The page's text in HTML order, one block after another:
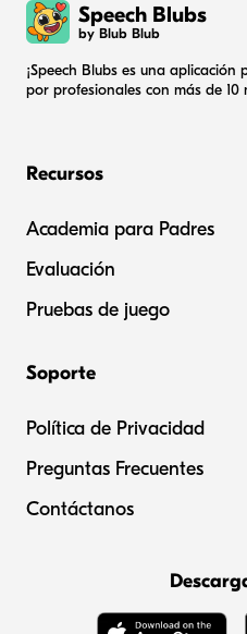
Speech Blubs
by Blub Blub
¡Speech Blubs es una
por profesionales con más de 10
Recursos
Academia para Padres
Evaluación
Pruebas de juego
Soporte
Política de Privacidad
Preguntas Frecuentes
Contáctanos